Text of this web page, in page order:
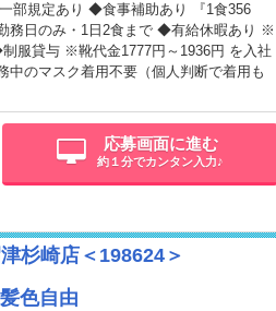
部規定あり ◆食事補助あり 『1食356
務日のみ・1日2食まで ◆有給休暇あり ※
服貸与 ※靴代金1777円～1936円 を入社
のマスク着用不要（個人判断で着用も
応募画面に進む
約１分でカンタン入力♪
杉崎店＜198624＞
色自由